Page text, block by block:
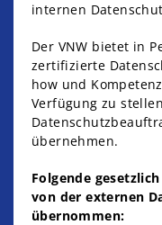
internen
Der VNW bietet in
zertifizierte
how und
Verfügung zu
übernehmen.
Folgende
von der externen
übernommen: